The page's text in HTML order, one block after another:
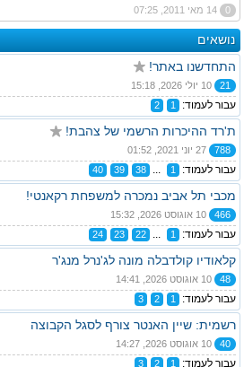
0
נושאים
התחדשנו באתר!
21
עבור לעמוד: 1
2
ת'רד ההיכרות הרשמי של צהבת!
788
עבור לעמוד: 1
...
38
39
40
מכבי תל אביב נמכרה למשפחת רקאנטי!
466
עבור לעמוד: 1
...
22
23
24
קלאודיו קולדבלה מונה לג'נרל מנג'ר
48
עבור לעמוד: 1
2
3
רשמית: שיין האנטר צורף לסגל הקבוצה
40
עבור לעמוד: 1
2
3